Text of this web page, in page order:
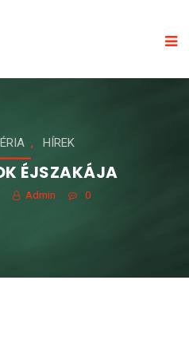
, HÍREK
ÉJSZAKÁJA
Admin 0